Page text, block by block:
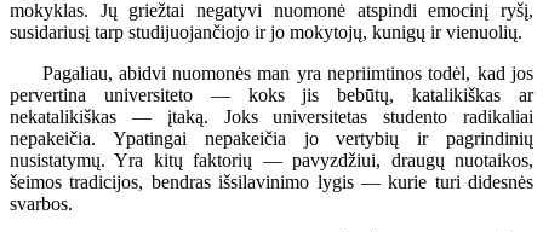
mokyklas. Jų griežtai negatyvi nuomonė atspindi emocinį ryšį,
susidariusį tarp studijuojančiojo ir jo mokytojų, kunigų ir vienuolių.
Pagaliau, abidvi nuomonės man yra nepriimtinos todėl, kad jos
pervertina universiteto — koks jis bebūtų, katalikiškas ar
nekatalikiškas — įtaką. Joks universitetas studento radikaliai
nepakeičia. Ypatingai nepakeičia jo vertybių ir pagrindinių
nusistatymų. Yra kitų faktorių — pavyzdžiui, draugų nuotaikos,
šeimos tradicijos, bendras išsilavinimo lygis — kurie turi didesnės
svarbos.